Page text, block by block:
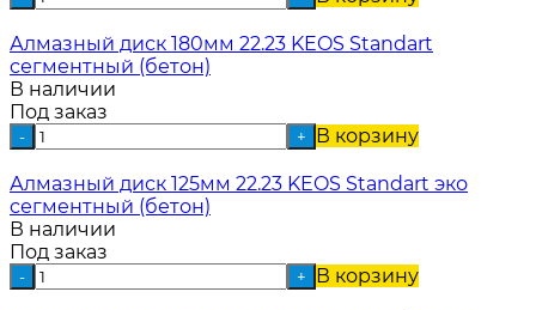
Алмазный диск 180мм 22.23 KEOS Standart
сегментный (бетон)
В наличии
Под заказ
- + В корзину
Алмазный диск 125мм 22.23 KEOS Standart эко
сегментный (бетон)
В наличии
Под заказ
- + В корзину